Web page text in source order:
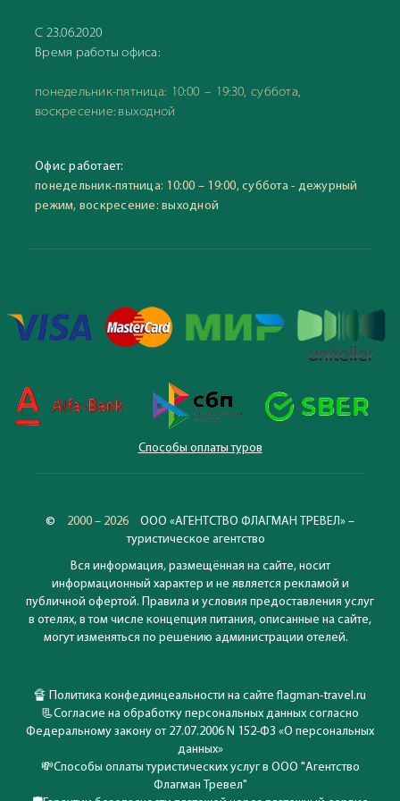
С 23.06.2020
Время работы офиса:
понедельник-пятница: 10:00 – 19:30, суббота,
воскресение: выходной
Офис работает:
понедельник-пятница: 10:00 – 19:00, суббота - дежурный
режим, воскресение: выходной
Способы оплаты туров
© 2000 – 2026
ООО «АГЕНТСТВО ФЛАГМАН ТРЕВЕЛ» –
туристическое агентство
Вся информация, размещённая на сайте, носит
информационный характер и не является рекламой и
публичной офертой. Правила и условия предоставления услуг
в отелях, в том числе концепция питания, описанные на сайте,
могут изменяться по решению администрации отелей.
🔏 Политика конфединцеальности на сайте flagman-travel.ru
📃Согласие на обработку персональных данных согласно
Федеральному закону от 27.07.2006 N 152-ФЗ «О персональных
данных»
💸Способы оплаты туристических услуг в ООО "Агентство
Флагман Тревел"